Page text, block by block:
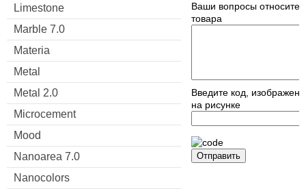
Limestone
Marble 7.0
Materia
Metal
Metal 2.0
Microcement
Mood
Nanoarea 7.0
Nanocolors
Ваши вопросы
товара
Введите код,
на рисунке
Отправить